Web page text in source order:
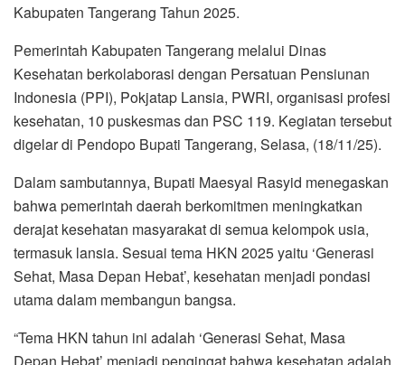
Kabupaten Tangerang Tahun 2025.
Pemerintah Kabupaten Tangerang melalui Dinas
Kesehatan berkolaborasi dengan Persatuan Pensiunan
Indonesia (PPI), Pokjatap Lansia, PWRI, organisasi profesi
kesehatan, 10 puskesmas dan PSC 119. Kegiatan tersebut
digelar di Pendopo Bupati Tangerang, Selasa, (18/11/25).
Dalam sambutannya, Bupati Maesyal Rasyid menegaskan
bahwa pemerintah daerah berkomitmen meningkatkan
derajat kesehatan masyarakat di semua kelompok usia,
termasuk lansia. Sesuai tema HKN 2025 yaitu ‘Generasi
Sehat, Masa Depan Hebat’, kesehatan menjadi pondasi
utama dalam membangun bangsa.
“Tema HKN tahun ini adalah ‘Generasi Sehat, Masa
Depan Hebat’ menjadi pengingat bahwa kesehatan adalah